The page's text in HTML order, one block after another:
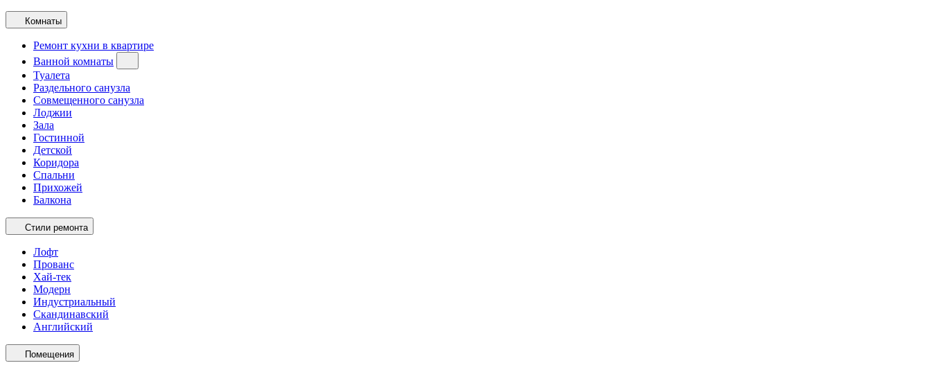
Комнаты
Ремонт кухни в квартире
Ванной комнаты
Туалета
Раздельного санузла
Совмещенного санузла
Лоджии
Зала
Гостинной
Детской
Коридора
Спальни
Прихожей
Балкона
Стили ремонта
Лофт
Прованс
Хай-тек
Модерн
Индустриальный
Скандинавский
Английский
Помещения